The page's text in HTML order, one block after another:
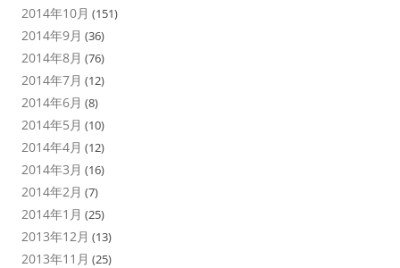
2014年10月 (151)
2014年9月 (36)
2014年8月 (76)
2014年7月 (12)
2014年6月 (8)
2014年5月 (10)
2014年4月 (12)
2014年3月 (16)
2014年2月 (7)
2014年1月 (25)
2013年12月 (13)
2013年11月 (25)